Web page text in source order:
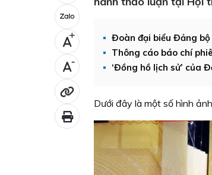
+
-
Đoàn đại biểu Đảng
Thông cáo báo chí
‘Đồng hồ lịch sử’ của
Dưới đây là một số hình